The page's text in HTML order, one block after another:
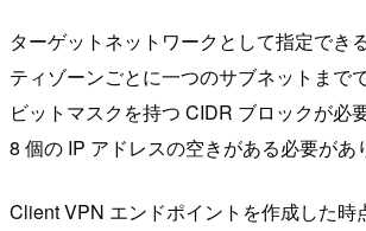
ターゲットネットワークとして指定でき
ティゾーンごとに一つのサブネットまで
ビットマスクを持つ CIDR ブロックが必
8 個の IP アドレスの空きがある必要があ
Client VPN エンドポイントを作成した時